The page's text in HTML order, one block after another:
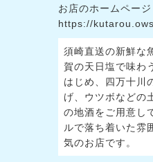
お店のホームページ
https://
須崎直送の新鮮な
賀の天日塩で味わ
はじめ、四万十川
げ、ウツボなどの
の地酒をご用意し
ルで落ち着いた雰
気のお店です。